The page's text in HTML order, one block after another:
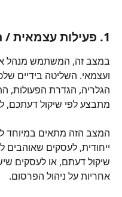
1. פעילות עצמאית /
במצב זה, המשתמש מנהל
ועצמאי. השליטה בידיים
הגלריה, הגדרת הפעולות,
מתבצע לפי שיקול דעתכם,
המצב הזה מתאים במיוחד
ייחודית, לעסקים שאוהבים
שיקול דעתם, או לעסקים
אחריות על ניהול הפרסום.